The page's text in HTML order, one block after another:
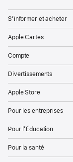
S’informer et acheter
Apple Cartes
Compte
Divertissements
Apple Store
Pour les entreprises
Pour l’Éducation
Pour la santé